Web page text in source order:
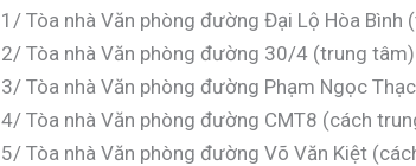
1/ Tòa nhà Văn phòng đường Đại Lộ Hòa Bình
2/ Tòa nhà Văn phòng đường 30/4 (trung
3/ Tòa nhà Văn phòng đường Phạm Ngọc
4/ Tòa nhà Văn phòng đường CMT8 (cách
5/ Tòa nhà Văn phòng đường Võ Văn Kiệt